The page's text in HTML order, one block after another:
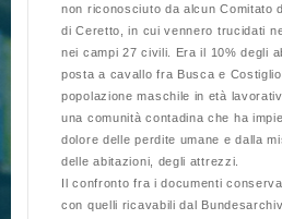
non riconosciuto da alcun Comitato
di Ceretto, in cui vennero trucidati
nei campi 27 civili. Era il 10% degli
posta a cavallo fra Busca e
popolazione maschile in età
una comunità contadina che ha
dolore delle perdite umane e dalla
delle abitazioni, degli attrezzi.
Il confronto fra i documenti
con quelli ricavabili dal